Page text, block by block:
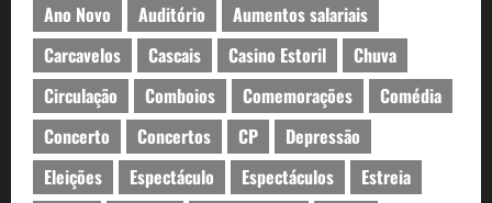
Ano Novo Auditório
Aumentos salariais
Carcavelos
Cascais Casino Estoril
Chuva
Circulação
Comboios Comemorações
Comédia
Concerto
Concertos CP
Depressão
Eleições
Espectáculo Espectáculos
Estreia